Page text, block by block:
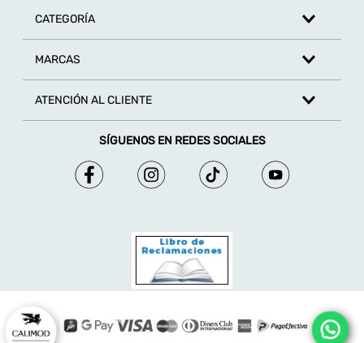
CATEGORÍA
MARCAS
ATENCIÓN AL CLIENTE
SÍGUENOS EN REDES SOCIALES